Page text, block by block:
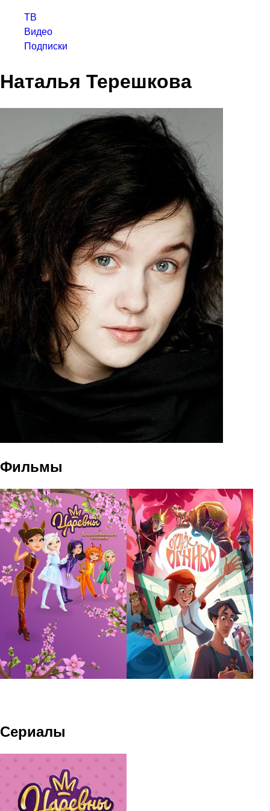
ТВ
Видео
Подписки
Наталья Терешкова
Фильмы
Сериалы